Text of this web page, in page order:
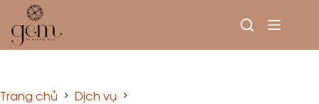
Trang chủ
Dịch vụ